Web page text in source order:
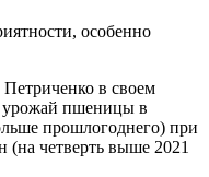
особенно
в своем
урожай пшеницы в
прошлогоднего) при
(на четверть выше 2021